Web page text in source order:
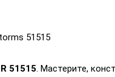
51515
51515. Мастерите,